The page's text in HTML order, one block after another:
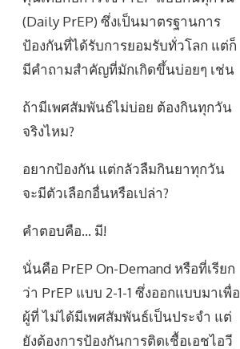
(Daily PrEP) ซึ่งเป็นมาตรฐานการ
ป้องกันที่ได้รับการยอมรับทั่วโลก แต่ก็
มีคำถามสำคัญที่มักเกิดขึ้นบ่อยๆ เช่น
ถ้ามีเพศสัมพันธ์ไม่บ่อย ต้องกินทุกวัน
จริงไหม?
อยากป้องกัน แต่กลัวลืมกินยาทุกวัน
จะมีตัวเลือกอื่นหรือเปล่า?
คำตอบคือ… มี!
นั่นคือ PrEP On-Demand หรือที่เรียก
ว่า PrEP แบบ 2-1-1 ซึ่งออกแบบมาเพื่อ
ผู้ที่ ไม่ได้มีเพศสัมพันธ์เป็นประจำ แต่
ยังต้องการป้องกันการติดเชื้อเอชไอวี